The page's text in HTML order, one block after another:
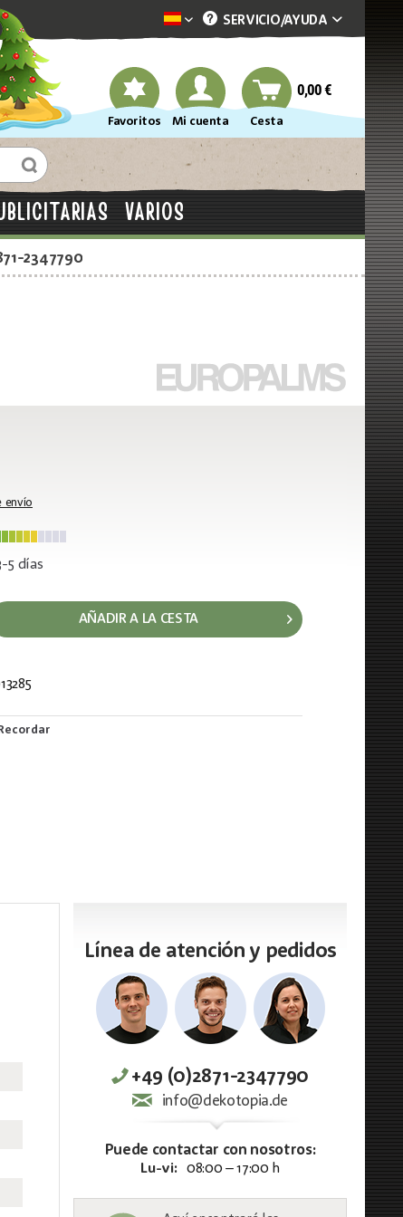
Dekotopia spanisch
SERVICIO/AYUDA
Favoritos Mi cuenta Cesta
0,00 €
VARIOS
2347790
envío
5 días
AÑADIR A LA CESTA
Línea de atención y pedidos
+49 (0)2871-2347790
info@dekotopia.de
Puede contactar con nosotros:
Lu-vi: 08:00 – 17:00 h